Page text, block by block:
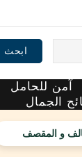
ابحث
آمن للحامل
الجمال
و المقصف